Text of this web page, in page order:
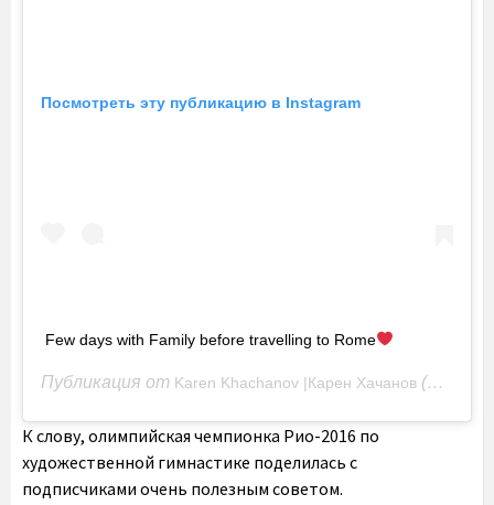
Посмотреть эту публикацию в Instagram
Few days with Family before travelling to Rome
Публикация от Karen Khachanov |Карен Хачанов (@karenkhachanov)
К слову, олимпийская чемпионка Рио-2016 по
художественной гимнастике поделилась с
подписчиками очень полезным советом.